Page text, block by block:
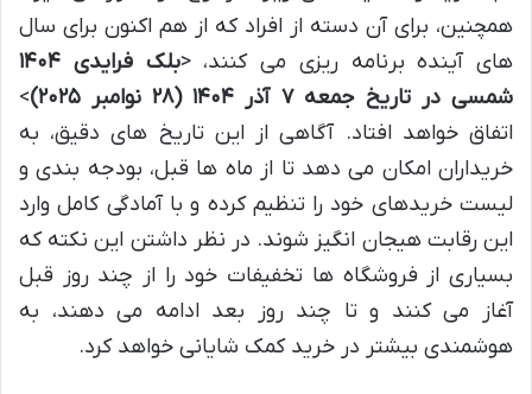
همچنین، برای آن دسته از افراد که از هم اکنون برای سال
های آینده برنامه ریزی می کنند، <
بلک فرایدی ۱۴۰۴
شمسی در تاریخ جمعه ۷ آذر ۱۴۰۴ (۲۸ نوامبر ۲۰۲۵)
>
اتفاق خواهد افتاد. آگاهی از این تاریخ های دقیق، به
خریداران امکان می دهد تا از ماه ها قبل، بودجه بندی و
لیست خریدهای خود را تنظیم کرده و با آمادگی کامل وارد
این رقابت هیجان انگیز شوند. در نظر داشتن این نکته که
بسیاری از فروشگاه ها تخفیفات خود را از چند روز قبل
آغاز می کنند و تا چند روز بعد ادامه می دهند، به
هوشمندی بیشتر در خرید کمک شایانی خواهد کرد.